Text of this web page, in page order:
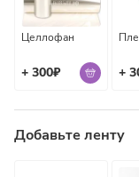
Целлофан
+ 300₽ +
Добавьте ленту